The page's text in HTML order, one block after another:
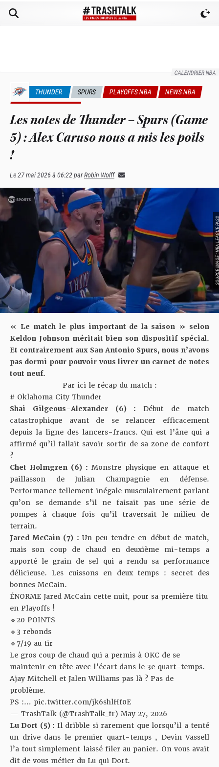
CALENDRIER NBA
THUNDER SPURS PLAYOFFS NBA
NEWS NBA
Les notes de Thunder – Spurs (Game
5) : Alex Caruso nous a mis les poils
!
Le27 mai 2026 à 06:22parRobin Wolff
SOURCE
« Le match le plus important de la saison » selon
Keldon Johnson méritait bien son dispositif spécial.
Et contrairement aux San Antonio Spurs, nous n’avons
pas dormi pour pouvoir vous livrer un carnet de notes
tout neuf.
Par ici le récap du match :
# Oklahoma City Thunder
Shai Gilgeous-Alexander (6) : Début de match
catastrophique avant de se relancer efficacement
depuis la ligne des lancers-francs. Qui est l’âne qui a
affirmé qu’il fallait savoir sortir de sa zone de confort
?
Chet Holmgren (6) : Monstre physique en attaque et
paillasson de Julian Champagnie en défense.
Performance tellement inégale musculairement parlant
qu’on se demande s’il ne faisait pas une série de
pompes à chaque fois qu’il traversait le milieu de
terrain.
Jared McCain (7) : Un peu tendre en début de match,
mais son coup de chaud en deuxième mi-temps a
apporté le grain de sel qui a rendu sa performance
délicieuse. Les cuissons en deux temps : secret des
bonnes McCain.
ÉNORME Jared McCain cette nuit, pour sa première titu
en Playoffs !
🔹20 POINTS
🔹3 rebonds
🔹7/19 au tir
Le gros coup de chaud qui a permis à OKC de se
maintenir en tête avec l’écart dans le 3e quart-temps.
Ajay Mitchell et Jalen Williams pas là ? Pas de
problème.
PS :… pic.twitter.com/jk6shlHf0E
— TrashTalk (@TrashTalk_fr) May 27, 2026
Lu Dort (5) : Il dribble si rarement que lorsqu’il a tenté
un drive dans le premier quart-temps , Devin Vassell
l’a tout simplement laissé filer au panier. On vous avait
dit de vous méfier du Lu qui Dort.